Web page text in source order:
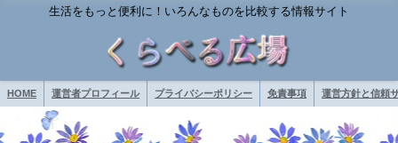
生活をもっと便利に！いろんなものを比較する情報サイト
HOME 運営者プロフィール プライバシーポリシー 免責事項 運営方針と信頼